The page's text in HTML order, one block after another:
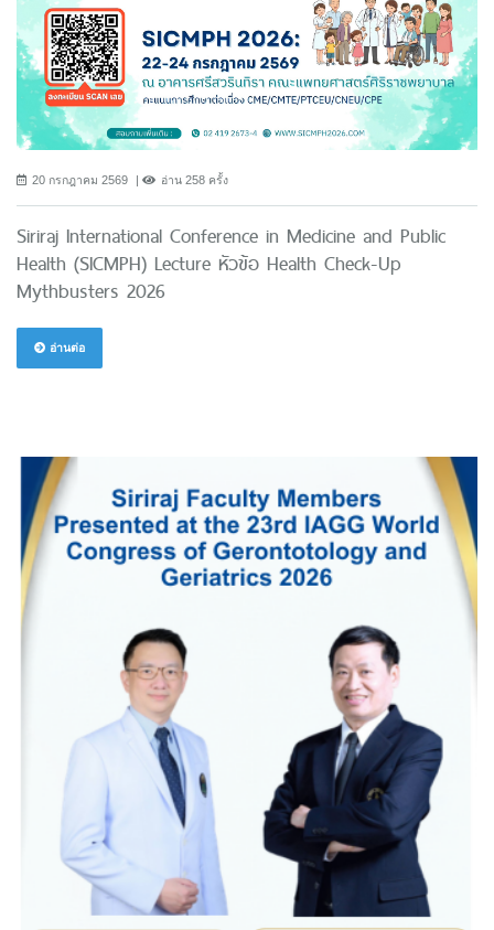
20 กรกฎาคม 2569 อ่าน 258 ครั้ง
Siriraj International Conference in Medicine and Public
Health (SICMPH) Lecture หัวข้อ Health Check-Up
Mythbusters 2026
อ่านต่อ